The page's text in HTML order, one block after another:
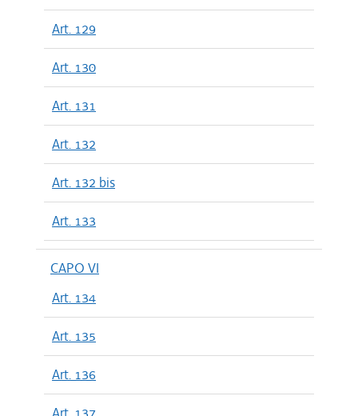
Art. 129
Art. 130
Art. 131
Art. 132
Art. 132 bis
Art. 133
CAPO VI
Art. 134
Art. 135
Art. 136